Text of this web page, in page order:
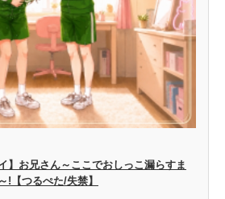
】お兄さん～ここでおしっこ漏らすま
!【つるぺた/失禁】